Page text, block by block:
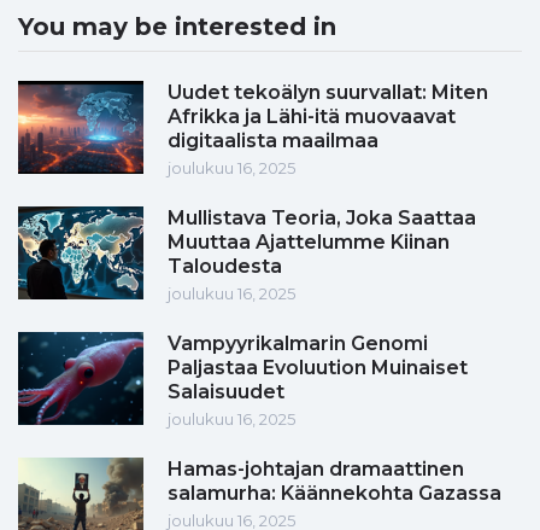
You may be interested in
Uudet tekoälyn suurvallat: Miten
Afrikka ja Lähi-itä muovaavat
digitaalista maailmaa
joulukuu 16, 2025
Mullistava Teoria, Joka Saattaa
Muuttaa Ajattelumme Kiinan
Taloudesta
joulukuu 16, 2025
Vampyyrikalmarin Genomi
Paljastaa Evoluution Muinaiset
Salaisuudet
joulukuu 16, 2025
Hamas-johtajan dramaattinen
salamurha: Käännekohta Gazassa
joulukuu 16, 2025